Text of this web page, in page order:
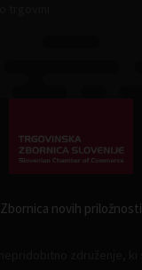
Zbornica novih priložnosti